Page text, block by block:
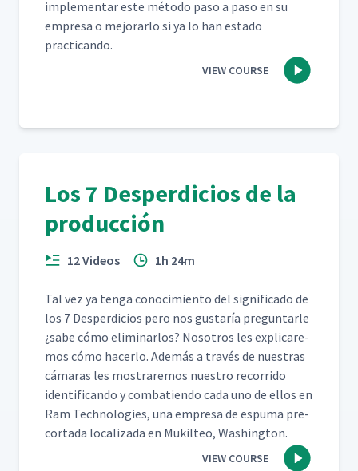
imple­men­tar este méto­do paso a paso en su
empre­sa o mejo­rar­lo si ya lo han esta­do
practicando.
VIEW COURSE
Los 7 Desperdicios de la
producción
12 Videos 1h 24m
Tal vez ya ten­ga conocimien­to del sig­nifi­ca­do de
los 7 Des­perdi­cios pero nos gus­taría pre­gun­tar­le
¿sabe cómo elim­i­nar­los? Nosotros les expli­care­
mos cómo hac­er­lo. Además a través de nues­tras
cámaras les mostraremos nue­stro recor­ri­do
iden­ti­f­i­can­do y com­bat­ien­do cada uno de ellos en
Ram Tech­nolo­gies, una empre­sa de espuma pre-
cor­ta­da local­iza­da en Muk­il­teo, Washington.
VIEW COURSE